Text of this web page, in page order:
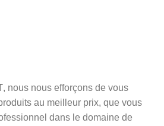
, nous nous efforçons de vous
au meilleur prix, que vous
dans le domaine de